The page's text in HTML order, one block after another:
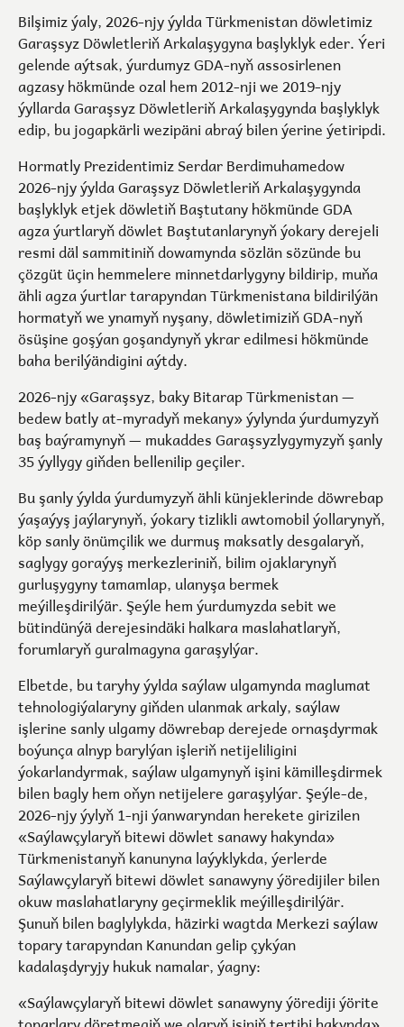
Bilşimiz ýaly, 2026-njy ýylda Türkmenistan döwletimiz
Garaşsyz Döwletleriň Arkalaşygyna başlyklyk eder. Ýeri
gelende aýtsak, ýurdumyz GDA-nyň assosirlenen
agzasy hökmünde ozal hem 2012-nji we 2019-njy
ýyllarda Garaşsyz Döwletleriň Arkalaşygynda başlyklyk
edip, bu jogapkärli wezipäni abraý bilen ýerine ýetiripdi.
Hormatly Prezidentimiz Serdar Berdimuhamedow
2026-njy ýylda Garaşsyz Döwletleriň Arkalaşygynda
başlyklyk etjek döwletiň Baştutany hökmünde GDA
agza ýurtlaryň döwlet Baştutanlarynyň ýokary derejeli
resmi däl sammitiniň dowamynda sözlän sözünde bu
çözgüt üçin hemmelere minnetdarlygyny bildirip, muňa
ähli agza ýurtlar tarapyndan Türkmenistana bildirilýän
hormatyň we ynamyň nyşany, döwletimiziň GDA-nyň
ösüşine goşýan goşandynyň ykrar edilmesi hökmünde
baha berilýändigini aýtdy.
2026-njy «Garaşsyz, baky Bitarap Türkmenistan —
bedew batly at-myradyň mekany» ýylynda ýurdumyzyň
baş baýramynyň — mukaddes Garaşsyzlygymyzyň şanly
35 ýyllygy giňden bellenilip geçiler.
Bu şanly ýylda ýurdumyzyň ähli künjeklerinde döwrebap
ýaşaýyş jaýlarynyň, ýokary tizlikli awtomobil ýollarynyň,
köp sanly önümçilik we durmuş maksatly desgalaryň,
saglygy goraýyş merkezleriniň, bilim ojaklarynyň
gurluşygyny tamamlap, ulanyşa bermek
meýilleşdirilýär. Şeýle hem ýurdumyzda sebit we
bütindünýä derejesindäki halkara maslahatlaryň,
forumlaryň guralmagyna garaşylýar.
Elbetde, bu taryhy ýylda saýlaw ulgamynda maglumat
tehnologiýalaryny giňden ulanmak arkaly, saýlaw
işlerine sanly ulgamy döwrebap derejede ornaşdyrmak
boýunça alnyp barylýan işleriň netijeliligini
ýokarlandyrmak, saýlaw ulgamynyň işini kämilleşdirmek
bilen bagly hem oňyn netijelere garaşylýar. Şeýle-de,
2026-njy ýylyň 1-nji ýanwaryndan herekete girizilen
«Saýlawçylaryň bitewi döwlet sanawy hakynda»
Türkmenistanyň kanunyna laýyklykda, ýerlerde
Saýlawçylaryň bitewi döwlet sanawyny ýöredijiler bilen
okuw maslahatlaryny geçirmeklik meýilleşdirilýär.
Şunuň bilen baglylykda, häzirki wagtda Merkezi saýlaw
topary tarapyndan Kanundan gelip çykýan
kadalaşdyryjy hukuk namalar, ýagny:
«Saýlawçylaryň bitewi döwlet sanawyny ýörediji ýörite